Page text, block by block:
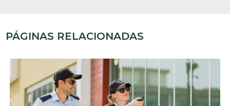
PÁGINAS RELACIONADAS